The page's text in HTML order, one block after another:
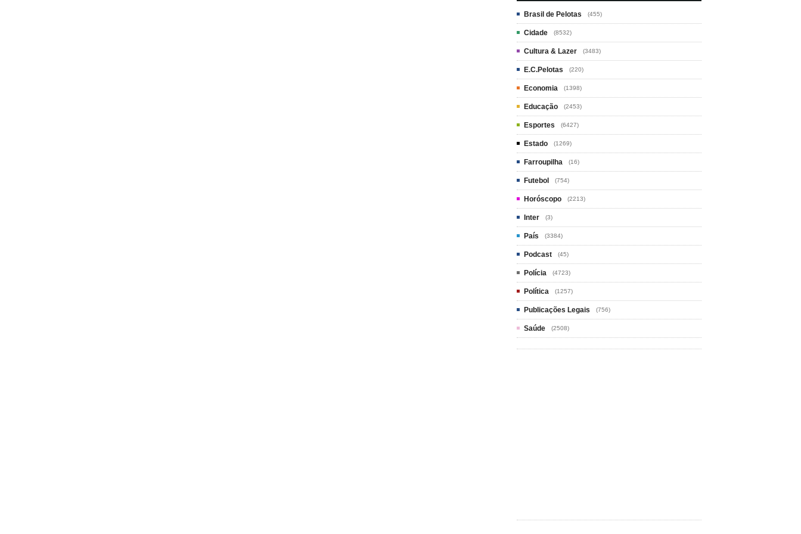
Brasil de Pelotas (455)
Cidade (8532)
Cultura & Lazer (3483)
E.C.Pelotas (220)
Economia (1398)
Educação (2453)
Esportes (6427)
Estado (1269)
Farroupilha (16)
Futebol (754)
Horóscopo (2213)
Inter (3)
País (3384)
Podcast (45)
Polícia (4723)
Política (1257)
Publicações Legais (756)
Saúde (2508)